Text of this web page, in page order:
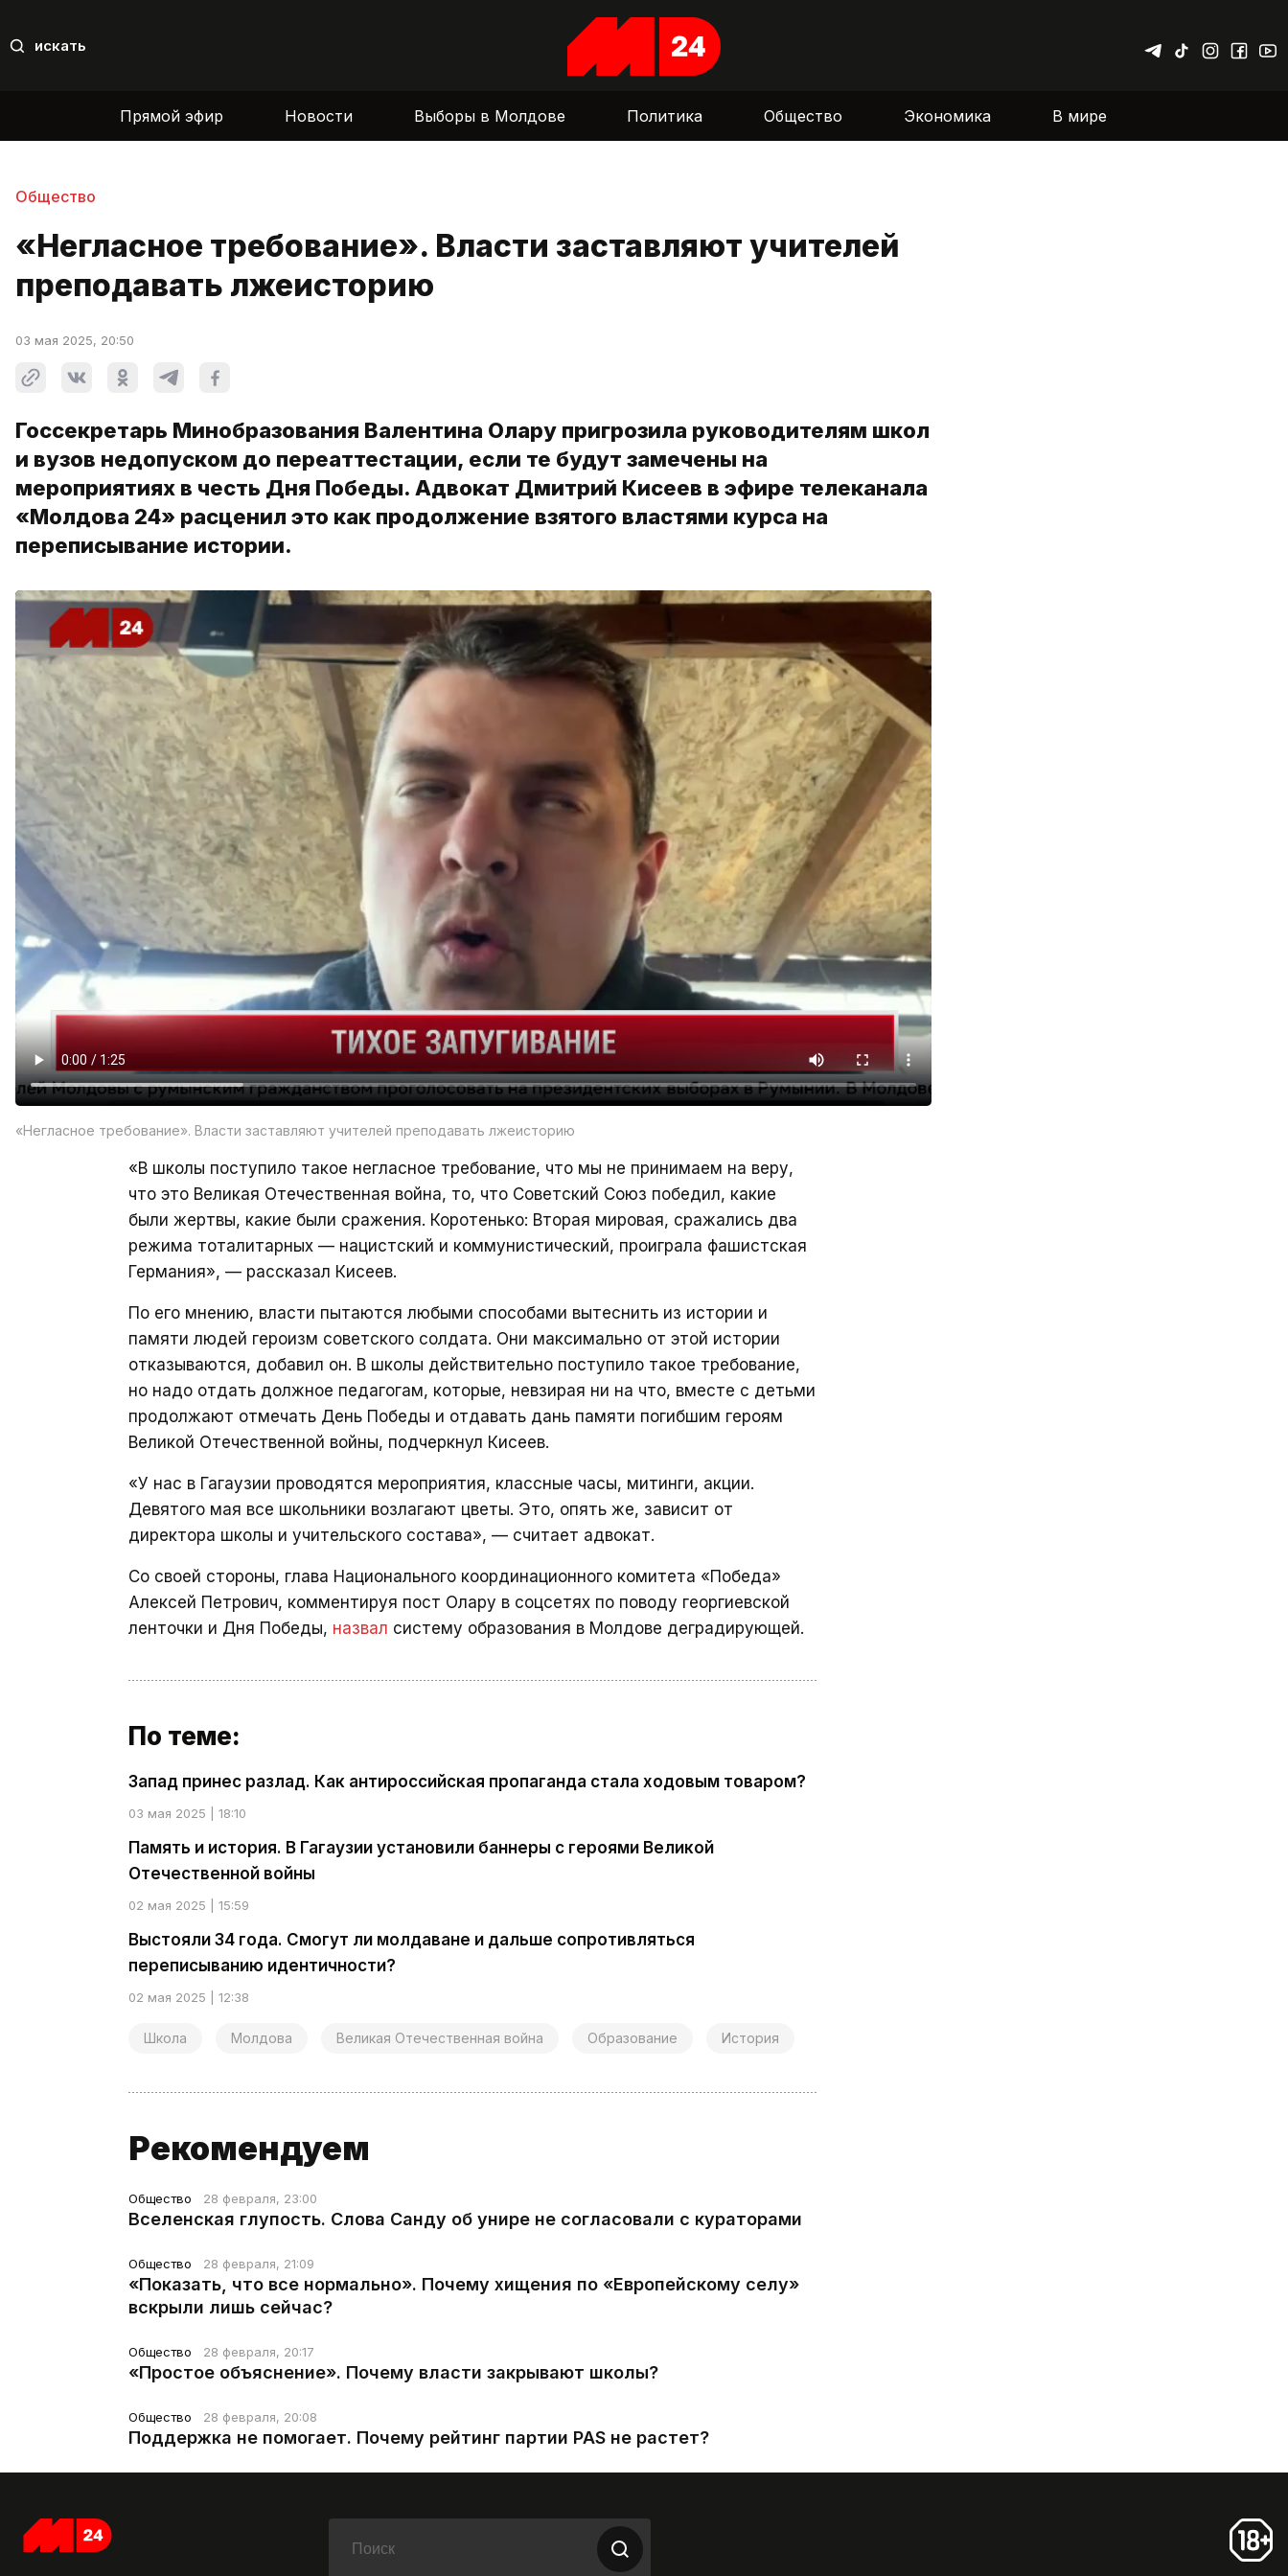
искать
Прямой эфир Новости Выборы в Молдове Политика Общество Экономика В мире
Общество
«Негласное требование». Власти заставляют учителей
преподавать лжеисторию
03 мая 2025, 20:50
Госсекретарь Минобразования Валентина Олару пригрозила руководителям школ
и вузов недопуском до переаттестации, если те будут замечены на
мероприятиях в честь Дня Победы. Адвокат Дмитрий Кисеев в эфире телеканала
«Молдова 24» расценил это как продолжение взятого властями курса на
переписывание истории.
«Негласное требование». Власти заставляют учителей преподавать лжеисторию
«В школы поступило такое негласное требование, что мы не принимаем на веру,
что это Великая Отечественная война, то, что Советский Союз победил, какие
были жертвы, какие были сражения. Коротенько: Вторая мировая, сражались два
режима тоталитарных — нацистский и коммунистический, проиграла фашистская
Германия», — рассказал Кисеев.
По его мнению, власти пытаются любыми способами вытеснить из истории и
памяти людей героизм советского солдата. Они максимально от этой истории
отказываются, добавил он. В школы действительно поступило такое требование,
но надо отдать должное педагогам, которые, невзирая ни на что, вместе с детьми
продолжают отмечать День Победы и отдавать дань памяти погибшим героям
Великой Отечественной войны, подчеркнул Кисеев.
«У нас в Гагаузии проводятся мероприятия, классные часы, митинги, акции.
Девятого мая все школьники возлагают цветы. Это, опять же, зависит от
директора школы и учительского состава», — считает адвокат.
Со своей стороны, глава Национального координационного комитета «Победа»
Алексей Петрович, комментируя пост Олару в соцсетях по поводу георгиевской
ленточки и Дня Победы, назвал систему образования в Молдове деградирующей.
По теме:
Запад принес разлад. Как антироссийская пропаганда стала ходовым товаром?
03 мая 2025 | 18:10
Память и история. В Гагаузии установили баннеры с героями Великой
Отечественной войны
02 мая 2025 | 15:59
Выстояли 34 года. Смогут ли молдаване и дальше сопротивляться
переписыванию идентичности?
02 мая 2025 | 12:38
Школа Молдова Великая Отечественная война Образование История
Рекомендуем
Общество 28 февраля, 23:00
Вселенская глупость. Слова Санду об унире не согласовали с кураторами
Общество 28 февраля, 21:09
«Показать, что все нормально». Почему хищения по «Европейскому селу»
вскрыли лишь сейчас?
Общество 28 февраля, 20:17
«Простое объяснение». Почему власти закрывают школы?
Общество 28 февраля, 20:08
Поддержка не помогает. Почему рейтинг партии PAS не растет?